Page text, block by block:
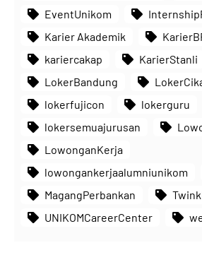
EventUnikom
Karier Akademik
kariercakap
KarierStanli
LokerBandung
lokerfujicon
lokerguru
lokersemuajurusan
LowonganKerja
lowongankerjaalumniunikom
MagangPerbankan
UNIKOMCareerCenter